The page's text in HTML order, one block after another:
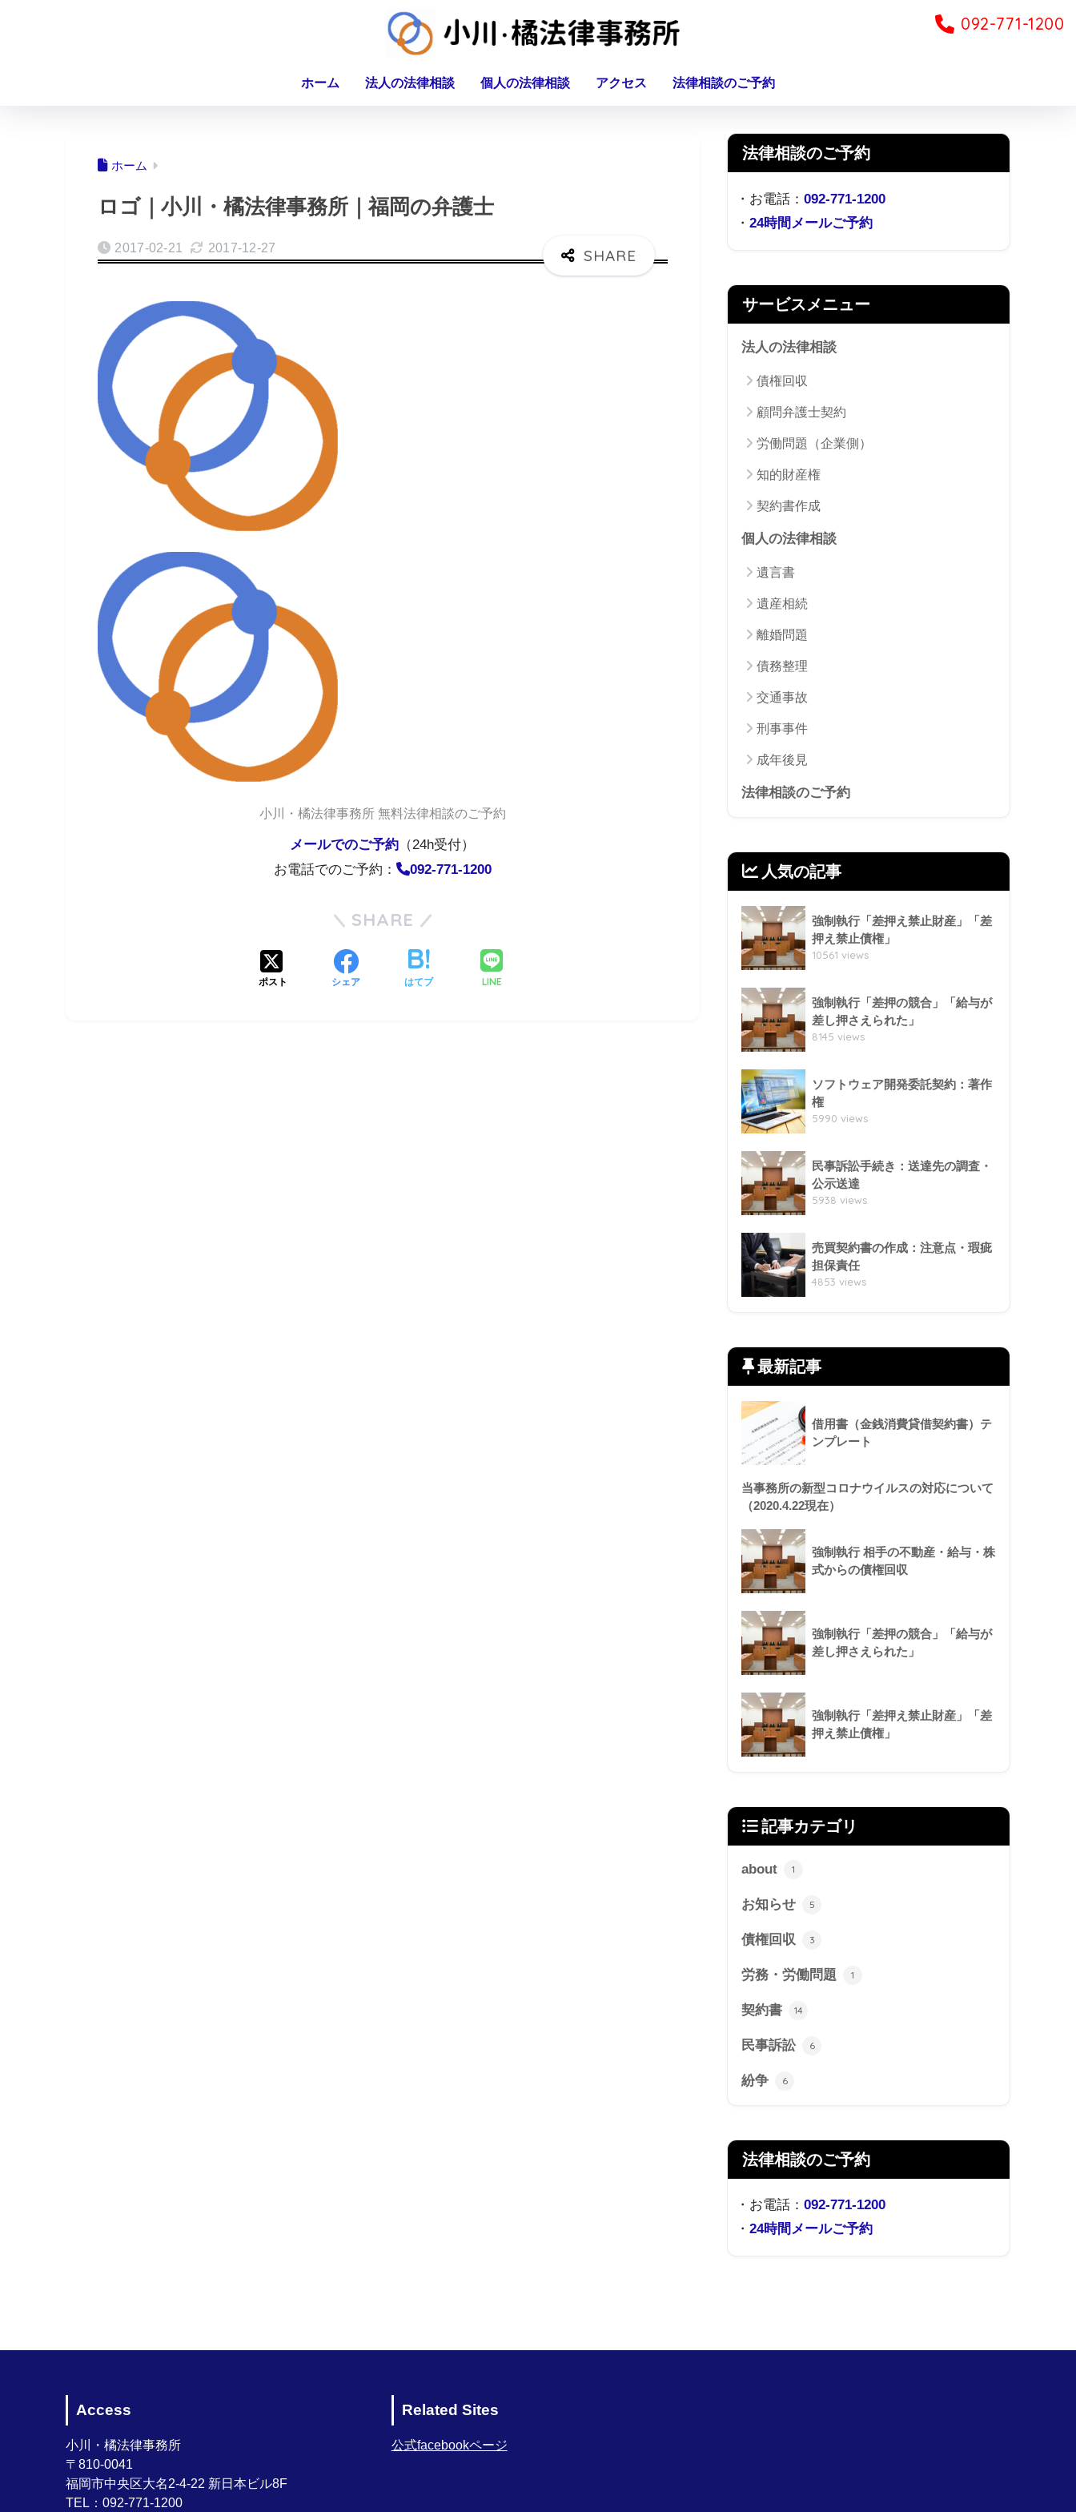
ホーム 法人の法律相談 個人の法律相談 アクセス 法律相談のご予約
092-771-1200
ホーム
ロゴ｜小川・橘法律事務所｜福岡の弁護士
2017-02-21 2017-12-27
小川・橘法律事務所 無料法律相談のご予約
メールでのご予約 （24h受付）
お電話でのご予約：
092-771-1200
SHARE
ポスト シェア はてブ LINE
法律相談のご予約
・お電話： 092-771-1200
・ 24時間メールご予約
サービスメニュー
法人の法律相談
債権回収
顧問弁護士契約
労働問題（企業側）
知的財産権
契約書作成
個人の法律相談
遺言書
遺産相続
離婚問題
債務整理
交通事故
刑事事件
成年後見
法律相談のご予約
人気の記事
強制執行「差押え禁止財産」「差
押え禁止債権」
10561 views
強制執行「差押の競合」「給与が
差し押さえられた」
8145 views
ソフトウェア開発委託契約：著作
権
5990 views
民事訴訟手続き：送達先の調査・
公示送達
5938 views
売買契約書の作成：注意点・瑕疵
担保責任
4853 views
最新記事
借用書（金銭消費貸借契約書）テ
ンプレート
当事務所の新型コロナウイルスの対応について
（2020.4.22現在）
強制執行 相手の不動産・給与・株
式からの債権回収
強制執行「差押の競合」「給与が
差し押さえられた」
強制執行「差押え禁止財産」「差
押え禁止債権」
記事カテゴリ
about 1
お知らせ 5
債権回収 3
労務・労働問題 1
契約書 14
民事訴訟 6
紛争 6
法律相談のご予約
・お電話： 092-771-1200
・ 24時間メールご予約
Access
小川・橘法律事務所
〒810-0041
福岡市中央区大名2-4-22 新日本ビル8F
TEL：092-771-1200
Related Sites
公式facebookページ